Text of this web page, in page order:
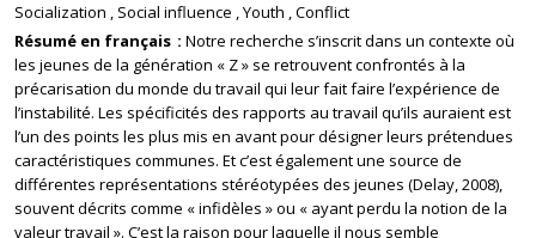
Socialization
Social influence Youth Conflict
Résumé en français
Notre recherche s’inscrit dans un contexte où
les jeunes de la génération « Z » se retrouvent confrontés à la
précarisation du monde du travail qui leur fait faire l’expérience de
l’instabilité. Les spécificités des rapports au travail qu’ils auraient est
l’un des points les plus mis en avant pour désigner leurs prétendues
caractéristiques communes. Et c’est également une source de
différentes représentations stéréotypées des jeunes (Delay, 2008),
souvent décrits comme « infidèles » ou « ayant perdu la notion de la
valeur travail ». C’est la raison pour laquelle il nous semble